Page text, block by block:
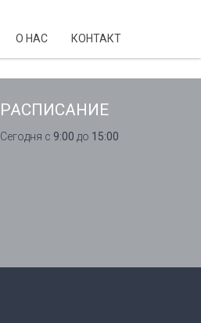
О НАС КОНТАКТ
РАСПИСАНИЕ
Сегодня с 9:00 до 15:00